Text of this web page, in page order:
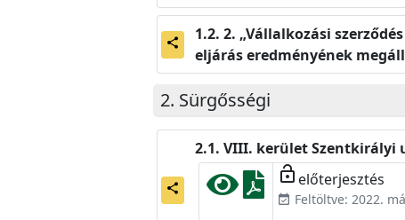
share
2. „Vállalkozási
eljárás eredményének
Sürgősségi
share
VIII. kerület Szentkirályi
lock_open előterjesztés
event_available Feltöltve: 2022.